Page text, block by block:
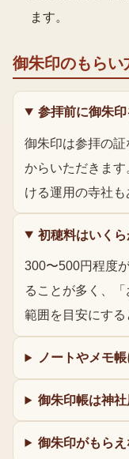
ます。
御朱印のもらい
参拝前に御朱
御朱印は参拝の
からいただきま
ける運用の寺社も
初穂料はいく
300〜500円程度
ることが多く、
範囲を目安にする
ノートやメモ
御朱印帳は神
御朱印がもら